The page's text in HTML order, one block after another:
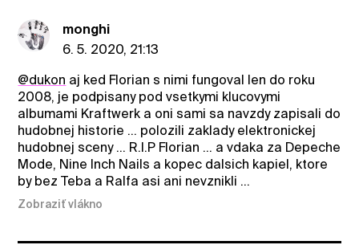
monghi
6. 5. 2020, 21:13
@dukon aj ked Florian s nimi fungoval len do roku
2008, je podpisany pod vsetkymi klucovymi
albumami Kraftwerk a oni sami sa navzdy zapisali do
hudobnej historie ... polozili zaklady elektronickej
hudobnej sceny ... R.I.P Florian ... a vdaka za Depeche
Mode, Nine Inch Nails a kopec dalsich kapiel, ktore
by bez Teba a Ralfa asi ani nevznikli ...
Zobraziť vlákno